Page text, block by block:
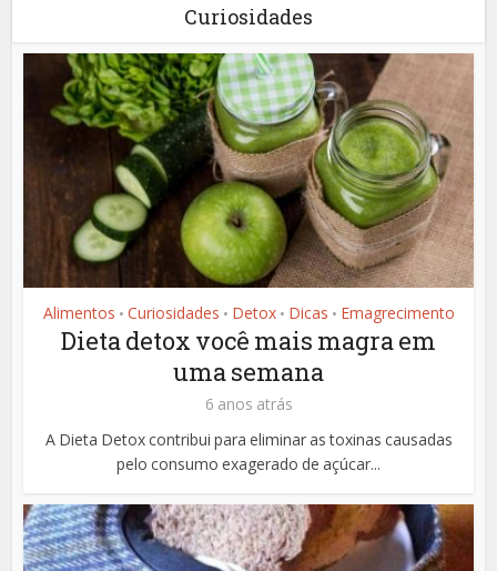
Curiosidades
Alimentos • Curiosidades • Detox • Dicas • Emagrecimento
Dieta detox você mais magra em
uma semana
6 anos atrás
A Dieta Detox contribui para eliminar as toxinas causadas
pelo consumo exagerado de açúcar...